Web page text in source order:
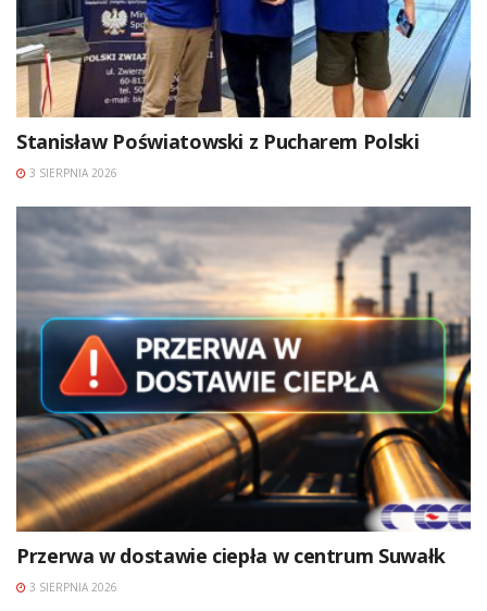
Stanisław Poświatowski z Pucharem Polski
3 SIERPNIA 2026
Przerwa w dostawie ciepła w centrum Suwałk
3 SIERPNIA 2026